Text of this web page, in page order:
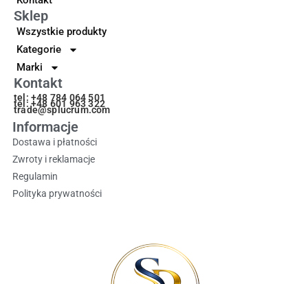
Sklep
Wszystkie produkty
Kategorie
Marki
Kontakt
tel: +48 784 064 501
tel: +48 601 963 322
trade@splucrum.com
Informacje
Dostawa i płatności
Zwroty i reklamacje
Regulamin
Polityka prywatności